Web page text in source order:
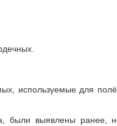
используемые для
были выявлены ранее,